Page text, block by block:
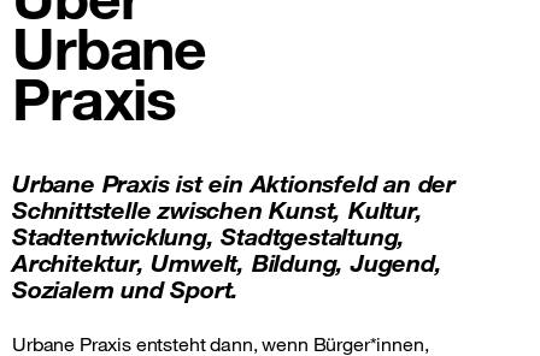
Urbane
Praxis
Urbane Praxis ist ein Aktionsfeld an der
Schnittstelle zwischen Kunst, Kultur,
Stadtentwicklung, Stadtgestaltung,
Architektur, Umwelt, Bildung, Jugend,
Sozialem und Sport.
Urbane Praxis entsteht dann, wenn Bürger*innen,